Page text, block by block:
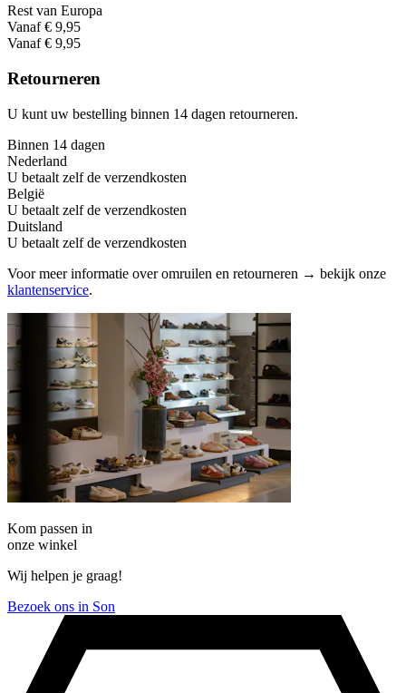
Rest van Europa
Vanaf € 9,95
Vanaf € 9,95
Retourneren
U kunt uw bestelling binnen 14 dagen retourneren.
Binnen 14 dagen
Nederland
U betaalt zelf de verzendkosten
België
U betaalt zelf de verzendkosten
Duitsland
U betaalt zelf de verzendkosten
Voor meer informatie over omruilen en retourneren → bekijk onze
klantenservice.
Kom passen in
onze winkel
Wij helpen je graag!
Bezoek ons in Son